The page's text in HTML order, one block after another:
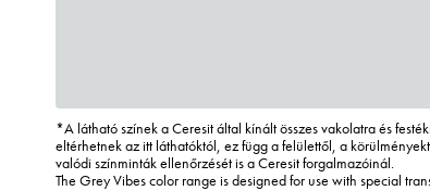
*A látható színek a Ceresit által kínált összes vakolatra és
eltérhetnek az itt láthatóktól, ez függ a felülettől, a
valódi színminták ellenőrzését is a Ceresit forgalmazóinál.
The Grey Vibes color range is designed for use with special